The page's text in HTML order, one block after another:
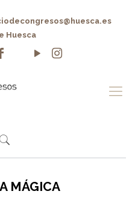
Huesca
MÁGICA